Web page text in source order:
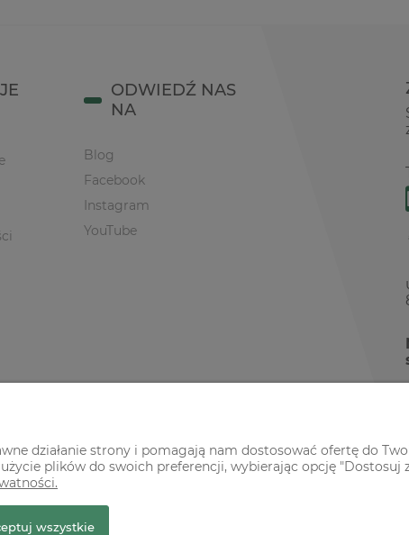
ODWIEDŹ NAS
NA
Blog
Facebook
Instagram
YouTube
działanie strony i pomagają nam dostosować ofertę do
plików do swoich preferencji, wybierając opcję "Dostosuj
wszystkie